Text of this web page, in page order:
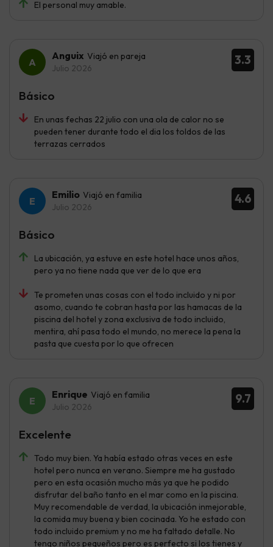
El personal muy amable.
3.3
Anguix Viajó en pareja
Julio 2026
En unas fechas 22 julio con una ola de calor no se
pueden tener durante todo el dia los toldos de las
terrazas cerrados
Básico
4.6
Emilio Viajó en familia
Julio 2026
La ubicación, ya estuve en este hotel hace unos años,
pero ya no tiene nada que ver de lo que era
Te prometen unas cosas con el todo incluido y ni por
asomo, cuando te cobran hasta por las hamacas de la
piscina del hotel y zona exclusiva de todo incluido,
mentira, ahí pasa todo el mundo, no merece la pena la
pasta que cuesta por lo que ofrecen
Básico
9.7
Enrique Viajó en familia
Julio 2026
Todo muy bien. Ya había estado otras veces en este
hotel pero nunca en verano. Siempre me ha gustado
pero en esta ocasión mucho más ya que he podido
disfrutar del baño tanto en el mar como en la piscina.
Muy recomendable de verdad, la ubicación inmejorable,
la comida muy buena y bien cocinada. Yo he estado con
todo incluido premium y no me ha faltado detalle. No
tengo niños pequeños pero es perfecto si los tienes y
Excelente